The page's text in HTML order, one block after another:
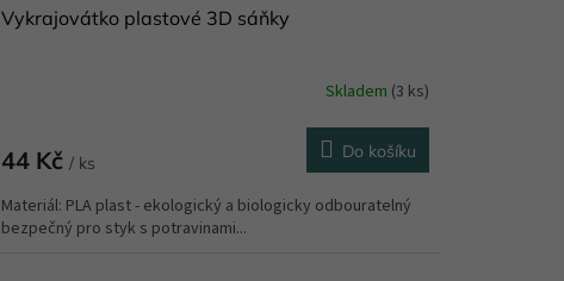
Vykrajovátko plastové 3D sáňky
je
z
5
Skladem (3 ks)
44 Kč / ks
Do košíku
Materiál: PLA plast - ekologický a biologicky odbouratelný
bezpečný pro styk s potravinami...